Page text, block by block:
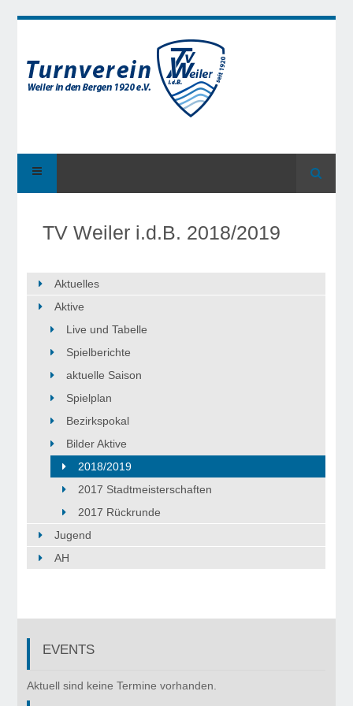
Suche
TV Weiler i.d.B. 2018/2019
Aktuelles
Aktive
Live und Tabelle
Spielberichte
aktuelle Saison
Spielplan
Bezirkspokal
Bilder Aktive
2018/2019
2017 Stadtmeisterschaften
2017 Rückrunde
Jugend
AH
EVENTS
Aktuell sind keine Termine vorhanden.